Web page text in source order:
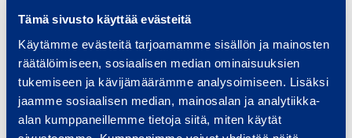
Tämä sivusto käyttää evästeitä
Käytämme evästeitä tarjoamamme sisällön ja mainosten
räätälöimiseen, sosiaalisen median ominaisuuksien
tukemiseen ja kävijämäärämme analysoimiseen. Lisäksi
jaamme sosiaalisen median, mainosalan ja analytiikka-
alan kumppaneillemme tietoja siitä, miten käytät
e
,
2
-
RamiWide, 2-sein.
RMF FFA20
Leveys: 3,45 m